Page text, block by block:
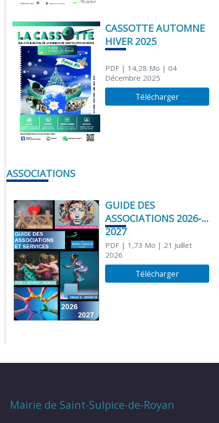
CASSOTTE AUTOMNE
HIVER 2025
PDF| 14,28 Mo | 04
Décembre 2025
Télécharger
ASSOCIATIONS
GUIDE DES
ASSOCIATIONS 2026-
2027
PDF| 1,73 Mo | 21 Juillet
2026
Télécharger
Mairie de Saint-Sulpice-de-Royan